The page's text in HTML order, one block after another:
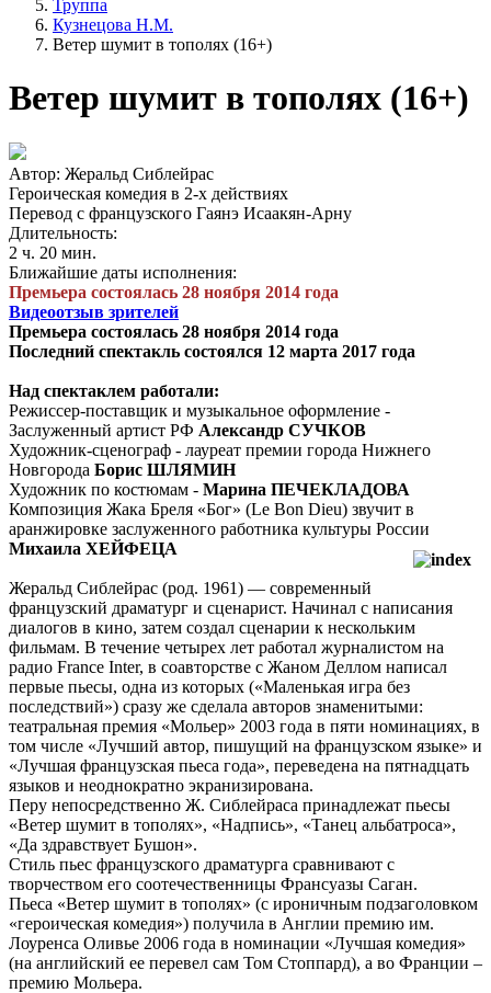
Труппа
Кузнецова Н.М.
Ветер шумит в тополях (16+)
Ветер шумит в тополях (16+)
Автор: Жеральд Сиблейрас
Героическая комедия в 2-х действиях
Перевод с французского Гаянэ Исаакян-Арну
Длительность:
2 ч. 20 мин.
Ближайшие даты исполнения:
Премьера состоялась 28 ноября 2014 года
Видеоотзыв зрителей
Премьера состоялась 28 ноября 2014 года
Последний спектакль состоялся 12 марта 2017 года
Над спектаклем работали:
Режиссер-поставщик и музыкальное оформление -
Заслуженный артист РФ Александр СУЧКОВ
Художник-сценограф - лауреат премии города Нижнего
Новгорода Борис ШЛЯМИН
Художник по костюмам - Марина ПЕЧЕКЛАДОВА
Композиция Жака Бреля «Бог» (Le Bon Dieu) звучит в
аранжировке заслуженного работника культуры России
Михаила ХЕЙФЕЦА
Жеральд Сиблейрас (род. 1961) — современный
французский драматург и сценарист. Начинал с написания
диалогов в кино, затем создал сценарии к нескольким
фильмам. В течение четырех лет работал журналистом на
радио France Inter, в соавторстве с Жаном Деллом написал
первые пьесы, одна из которых («Маленькая игра без
последствий») сразу же сделала авторов знаменитыми:
театральная премия «Мольер» 2003 года в пяти номинациях, в
том числе «Лучший автор, пишущий на французском языке» и
«Лучшая французская пьеса года», переведена на пятнадцать
языков и неоднократно экранизирована.
Перу непосредственно Ж. Сиблейраса принадлежат пьесы
«Ветер шумит в тополях», «Надпись», «Танец альбатроса»,
«Да здравствует Бушон».
Стиль пьес французского драматурга сравнивают с
творчеством его соотечественницы Франсуазы Саган.
Пьеса «Ветер шумит в тополях» (с ироничным подзаголовком
«героическая комедия») получила в Англии премию им.
Лоуренса Оливье 2006 года в номинации «Лучшая комедия»
(на английский ее перевел сам Том Стоппард), а во Франции –
премию Мольера.